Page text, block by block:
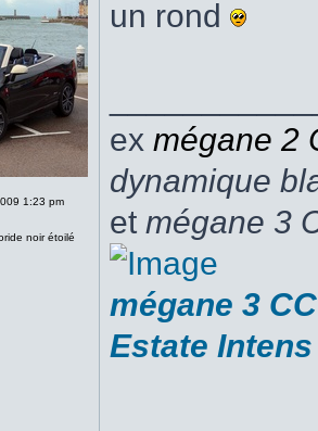
1:23 pm
noir étoilé
un rond
ex mégane 2
dynamique
et mégane 3
mégane 3
Estate